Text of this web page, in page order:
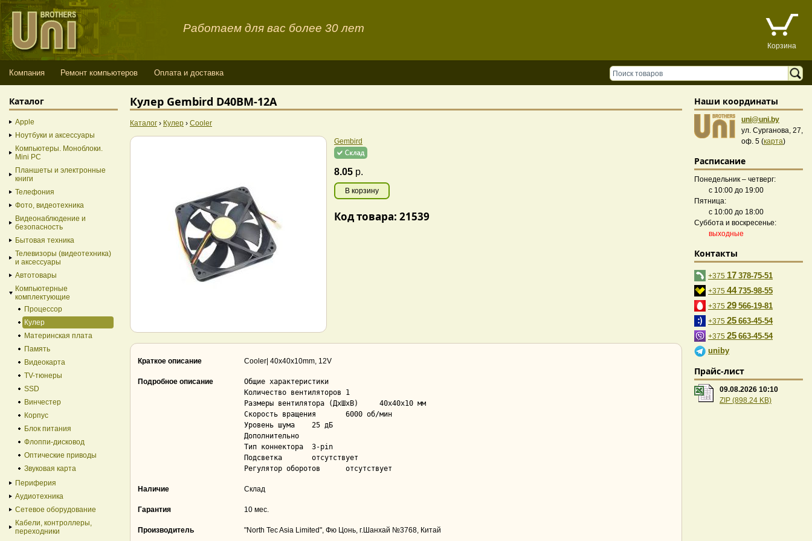
Работаем для вас более 30 лет
Корзина
Компания Ремонт компьютеров Оплата и доставка
Кулер Gembird D40BM-12A
Каталог › Кулер › Cooler
Gembird
8.05 р.
В корзину
Код товара: 21539
Краткое описание Cooler| 40x40x10mm, 12V
Подробное описание
Общие характеристики
Количество вентиляторов	1
Размеры вентилятора (ДхШхВ)	40x40x10 мм
Скорость вращения	6000 об/мин
Уровень шума	25 дБ
Дополнительно
Тип коннектора	3-pin
Подсветка	отсутствует
Регулятор оборотов	отсутствует
Наличие Склад
Гарантия 10 мес.
Производитель "North Tec Asia Limited", Фю Цонь, г.Шанхай №3768, Китай
Каталог
Apple
Ноутбуки и аксессуары
Компьютеры. Моноблоки.
Mini PC
Планшеты и электронные
книги
Телефония
Фото, видеотехника
Видеонаблюдение и
безопасность
Бытовая техника
Телевизоры (видеотехника)
и аксессуары
Автотовары
Компьютерные
комплектующие
Процессор
Кулер
Материнская плата
Память
Видеокарта
TV-тюнеры
SSD
Винчестер
Корпус
Блок питания
Флоппи-дисковод
Оптические приводы
Звуковая карта
Периферия
Аудиотехника
Сетевое оборудование
Кабели, контроллеры,
переходники
Наши координаты
uni@uni.by
ул. Сурганова, 27,
оф. 5 (карта)
Расписание
Понедельник – четверг:
с 10:00 до 19:00
Пятница:
с 10:00 до 18:00
Суббота и воскресенье:
выходные
Контакты
+375 17 378-75-51
+375 44 735-98-55
+375 29 566-19-81
+375 25 663-45-54
+375 25 663-45-54
uniby
Прайс-лист
09.08.2026 10:10
ZIP (898.24 KB)